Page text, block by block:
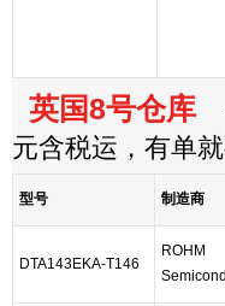
英国8号仓库
元含税运，有单
型号 制造商
DTA143EKA-T146
ROHM